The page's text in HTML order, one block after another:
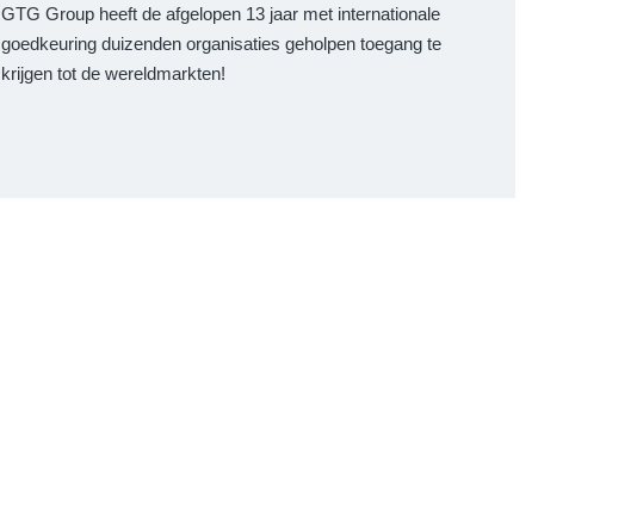
GTG Group heeft de afgelopen 13 jaar met internationale
goedkeuring duizenden organisaties geholpen toegang te
krijgen tot de wereldmarkten!